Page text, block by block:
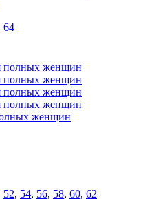
64
женщин
52, 54, 56, 58, 60, 62